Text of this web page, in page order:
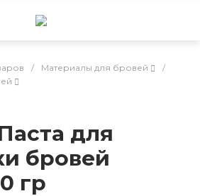
/ Материалы для бровей
/
для
бровей
гр